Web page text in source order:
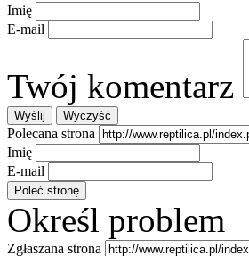
Imię
E-mail
Twój komentarz
Polecana strona
Imię
E-mail
Określ problem
Zgłaszana strona